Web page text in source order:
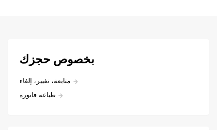
بخصوص حجزك
متابعة، تغيير، إلغاء
طباعة فاتورة